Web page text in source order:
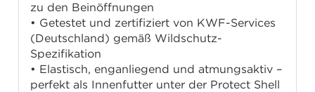
zu den Beinöffnungen
• Getestet und zertifiziert von KWF-Services
(Deutschland) gemäß Wildschutz-
Spezifikation
• Elastisch, enganliegend und atmungsaktiv –
perfekt als Innenfutter unter der Protect Shell